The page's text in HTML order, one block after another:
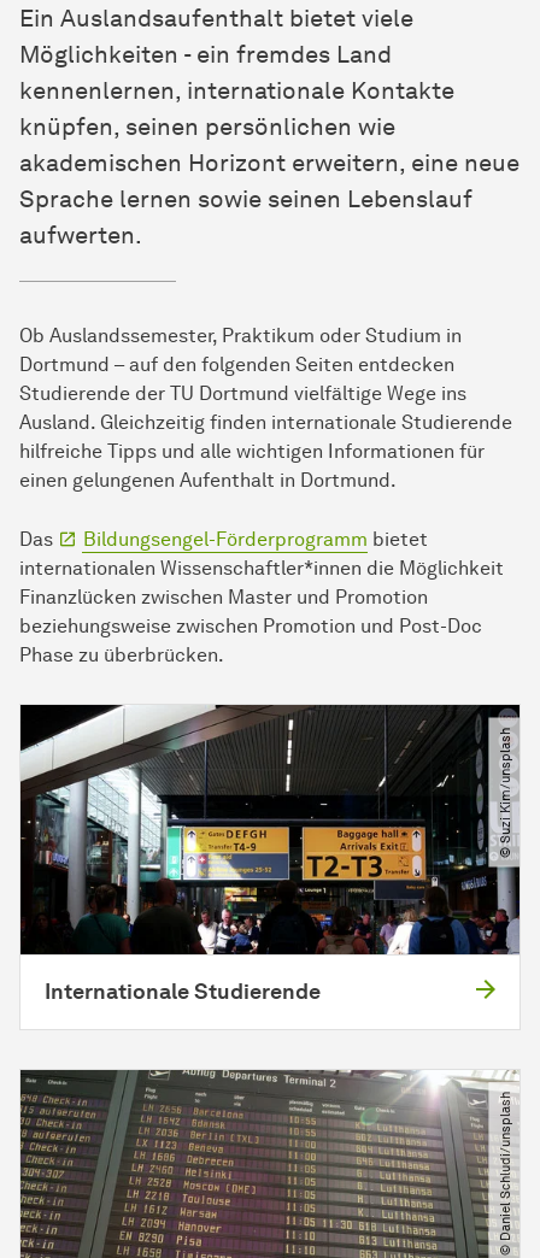
Ein Aus­lands­auf­ent­halt bietet viele
Möglichkeiten - ein fremdes Land
kennenlernen, internationale Kontakte
knüpfen, seinen persönlichen wie
akademischen Horizont erweitern, eine neue
Sprache lernen sowie seinen Lebenslauf
aufwerten.
Ob Auslandssemester, Praktikum oder Studium in
Dortmund – auf den folgenden Seiten entdecken
Studierende der TU Dortmund vielfältige Wege ins
Ausland. Gleichzeitig finden internationale Studierende
hilfreiche Tipps und alle wichtigen Informationen für
einen gelungenen Aufenthalt in Dortmund.
Das Bildungsengel-Förderprogramm bietet
internationalen Wissenschaftler*innen die Möglichkeit
Finanzlücken zwischen Master und Promotion
beziehungsweise zwischen Promotion und Post-Doc
Phase zu überbrücken.
© Suzi Kim​/​unsplash
Internationale Studierende
© Daniel Schludi​/​unsplash